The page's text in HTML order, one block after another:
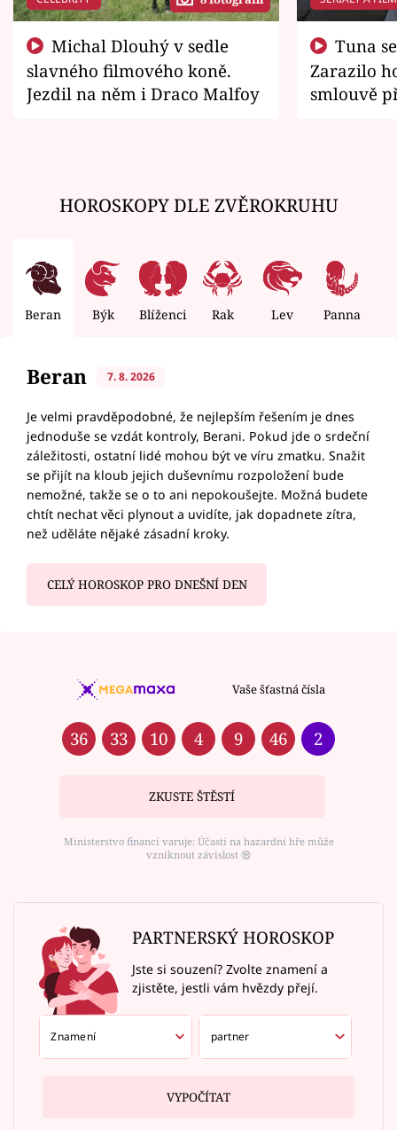
slavného filmového koně.
Jezdil na něm i Draco Malfoy
Zarazilo
smlouvě
HOROSKOPY DLE ZVĚROKRUHU
Beran Býk Blíženci Rak Lev Panna
Beran 7. 8. 2026
Je velmi pravděpodobné, že nejlepším řešením je dnes
jednoduše se vzdát kontroly, Berani. Pokud jde o srdeční
záležitosti, ostatní lidé mohou být ve víru zmatku. Snažit
se přijít na kloub jejich duševnímu rozpoložení bude
nemožné, takže se o to ani nepokoušejte. Možná budete
chtít nechat věci plynout a uvidíte, jak dopadnete zítra,
než uděláte nějaké zásadní kroky.
CELÝ HOROSKOP PRO DNEŠNÍ DEN
Vaše šťastná čísla
36 33 10 4 9 46 2
ZKUSTE ŠTĚSTÍ
Ministerstvo financí varuje: Účastí na hazardní hře může
vzniknout závislost ⑱
PARTNERSKÝ HOROSKOP
Jste si souzení? Zvolte znamení a
zjistěte, jestli vám hvězdy přejí.
VYPOČÍTAT